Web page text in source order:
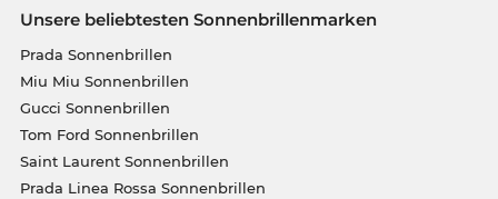
Unsere beliebtesten Sonnenbrillenmarken
Prada Sonnenbrillen
Miu Miu Sonnenbrillen
Gucci Sonnenbrillen
Tom Ford Sonnenbrillen
Saint Laurent Sonnenbrillen
Prada Linea Rossa Sonnenbrillen